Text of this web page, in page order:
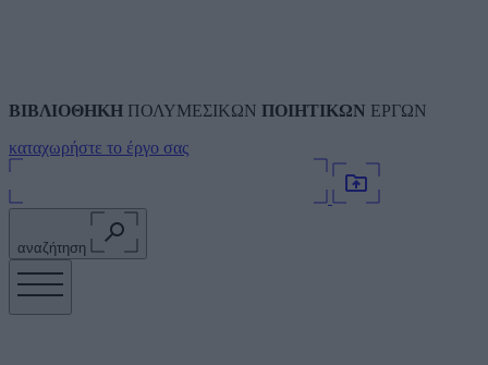
ΒΙΒΛΙΟΘΗΚΗ ΠΟΛΥΜΕΣΙΚΩΝ ΠΟΙΗΤΙΚΩΝ ΕΡΓΩΝ
καταχωρήστε το έργο σας
αναζήτηση